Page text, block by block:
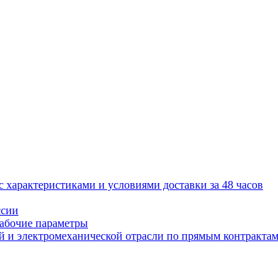
и условиями доставки за 48 часов
параметры
электромеханической отрасли по прямым контрактам